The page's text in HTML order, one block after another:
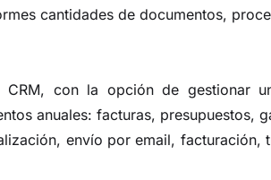
cantidades de documentos,
CRM, con la opción de gestionar
anuales: facturas, presupuestos,
envío por email, facturación,